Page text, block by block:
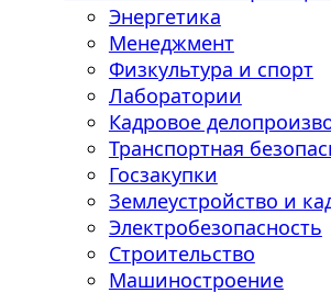
Энергетика
Менеджмент
Физкультура и спорт
Лаборатории
Кадровое
Транспортная
Госзакупки
Землеустройство и
Электробезопасность
Строительство
Машиностроение